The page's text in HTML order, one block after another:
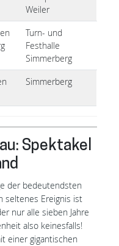
Weiler
Turn- und
Festhalle
Simmerberg
Simmerberg
Spektakel
der bedeutendsten
seltenes Ereignis ist
nur alle sieben Jahre
also keinesfalls!
einer gigantischen